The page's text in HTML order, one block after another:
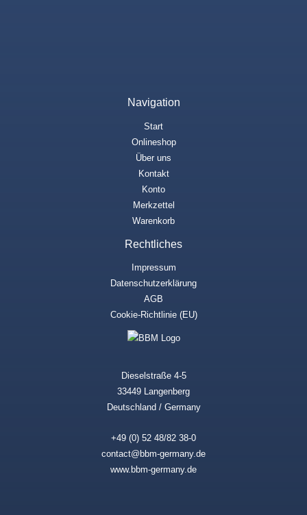
Navigation
Start
Onlineshop
Über uns
Kontakt
Konto
Merkzettel
Warenkorb
Rechtliches
Impressum
Datenschutzerklärung
AGB
Cookie-Richtlinie (EU)
Dieselstraße 4-5
33449 Langenberg
Deutschland / Germany
+49 (0) 52 48/82 38-0
contact@bbm-germany.de
www.bbm-germany.de